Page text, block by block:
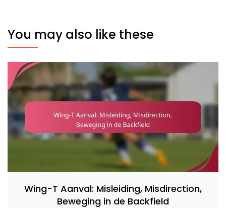
You may also like these
Wing-T Aanval: Misleiding, Misdirection,
Beweging in de Backfield